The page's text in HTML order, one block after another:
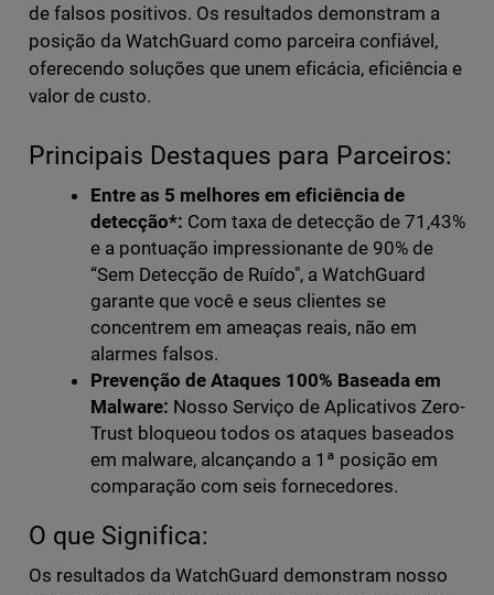
de falsos positivos. Os resultados demonstram a
posição da WatchGuard como parceira confiável,
oferecendo soluções que unem eficácia, eficiência e
valor de custo.
Principais Destaques para Parceiros:
Entre as 5 melhores em eficiência de
detecção*: Com taxa de detecção de 71,43%
e a pontuação impressionante de 90% de
“Sem Detecção de Ruído", a WatchGuard
garante que você e seus clientes se
concentrem em ameaças reais, não em
alarmes falsos.
Prevenção de Ataques 100% Baseada em
Malware: Nosso Serviço de Aplicativos Zero-
Trust bloqueou todos os ataques baseados
em malware, alcançando a 1ª posição em
comparação com seis fornecedores.
O que Significa:
Os resultados da WatchGuard demonstram nosso